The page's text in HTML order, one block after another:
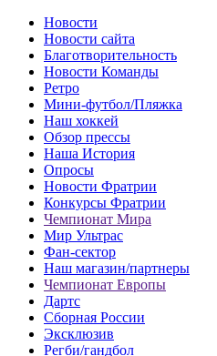
Новости
Новости сайта
Благотворительность
Новости Команды
Ретро
Мини-футбол/Пляжка
Наш хоккей
Обзор прессы
Наша История
Опросы
Новости Фратрии
Конкурсы Фратрии
Чемпионат Мира
Мир Ультрас
Фан-cектор
Наш магазин/партнеры
Чемпионат Европы
Дартс
Сборная России
Эксклюзив
Регби/гандбол